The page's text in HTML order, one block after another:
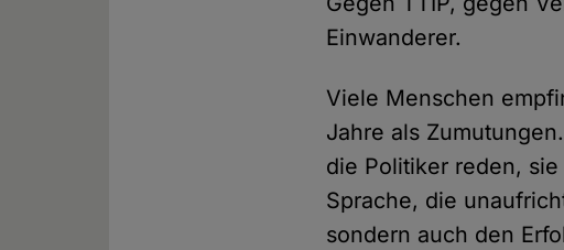
Einwanderer.
Viele Menschen
Jahre als
die Politiker reden,
Sprache, die
sondern auch den